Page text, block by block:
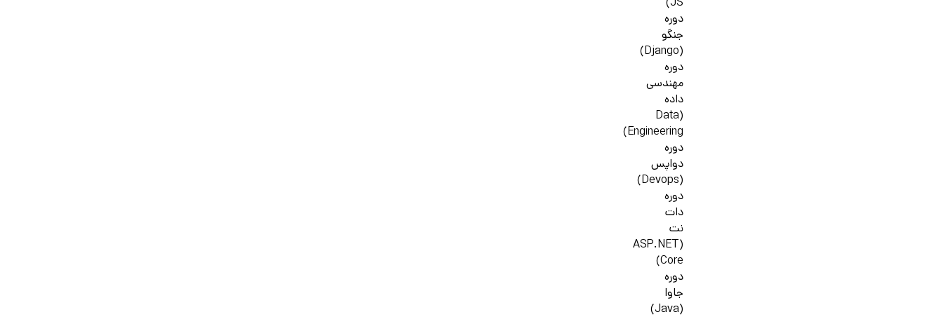
JS)
دوره
جنگو
(Django)
دوره
مهندسی
داده
(Data
Engineering)
دوره
دواپس
(Devops)
دوره
دات
نت
(ASP.NET
Core)
دوره
جاوا
(Java)